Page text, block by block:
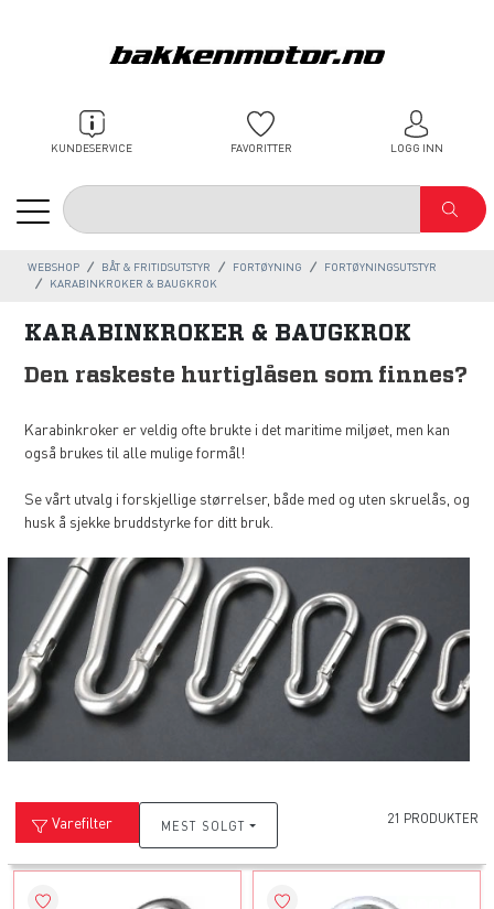
KUNDESERVICE FAVORITTER LOGG INN
WEBSHOP BÅT & FRITIDSUTSTYR FORTØYNING
FORTØYNINGSUTSTYR
KARABINKROKER & BAUGKROK
KARABINKROKER & BAUGKROK
Den raskeste hurtiglåsen som finnes?
Karabinkroker er veldig ofte brukte i det maritime miljøet, men kan
også brukes til alle mulige formål!
Se vårt utvalg i forskjellige størrelser, både med og uten skruelås, og
husk å sjekke bruddstyrke for ditt bruk.
Varefilter MEST SOLGT 21 PRODUKTER